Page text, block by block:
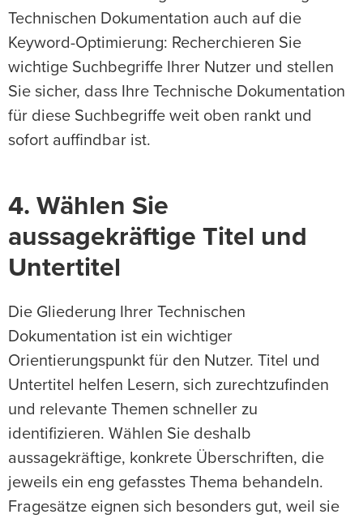
Technischen Dokumentation auch auf die
Keyword-Optimierung: Recherchieren Sie
wichtige Suchbegriffe Ihrer Nutzer und stellen
Sie sicher, dass Ihre Technische Dokumentation
für diese Suchbegriffe weit oben rankt und
sofort auffindbar ist.
4. Wählen Sie
aussagekräftige Titel und
Untertitel
Die Gliederung Ihrer Technischen
Dokumentation ist ein wichtiger
Orientierungspunkt für den Nutzer. Titel und
Untertitel helfen Lesern, sich zurechtzufinden
und relevante Themen schneller zu
identifizieren. Wählen Sie deshalb
aussagekräftige, konkrete Überschriften, die
jeweils ein eng gefasstes Thema behandeln.
Fragesätze eignen sich besonders gut, weil sie